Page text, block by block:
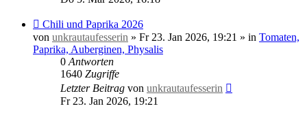
Neuer
Beitrag
Chili und Paprika 2026
von unkrautaufesserin » Fr 23. Jan 2026, 19:21 » in Tomaten,
Paprika, Auberginen, Physalis
0 Antworten
1640 Zugriffe
Letzter Beitrag von unkrautaufesserin
Fr 23. Jan 2026, 19:21